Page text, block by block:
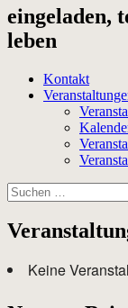
eingeladen,
leben
Kontakt
Suchen
nach:
Keine